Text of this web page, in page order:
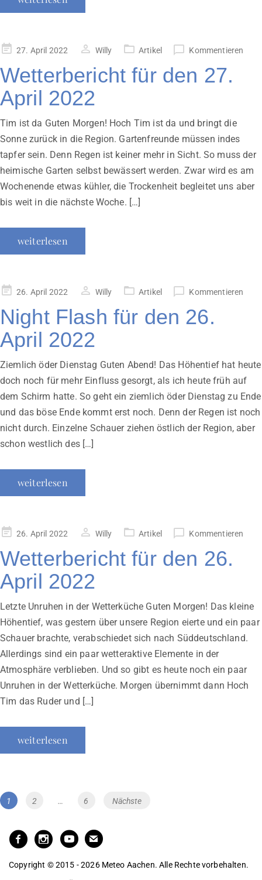
Veröffentlicht
27. April 2022 Willy Artikel Kommentieren
Wetterbericht für den 27.
April 2022
Tim ist da Guten Morgen! Hoch Tim ist da und bringt die
Sonne zurück in die Region. Gartenfreunde müssen indes
tapfer sein. Denn Regen ist keiner mehr in Sicht. So muss der
heimische Garten selbst bewässert werden. Zwar wird es am
Wochenende etwas kühler, die Trockenheit begleitet uns aber
bis weit in die nächste Woche. […]
weiterlesen
Veröffentlicht
26. April 2022 Willy Artikel Kommentieren
Night Flash für den 26.
April 2022
Ziemlich öder Dienstag Guten Abend! Das Höhentief hat heute
doch noch für mehr Einfluss gesorgt, als ich heute früh auf
dem Schirm hatte. So geht ein ziemlich öder Dienstag zu Ende
und das böse Ende kommt erst noch. Denn der Regen ist noch
nicht durch. Einzelne Schauer ziehen östlich der Region, aber
schon westlich des […]
weiterlesen
Veröffentlicht
26. April 2022 Willy Artikel Kommentieren
Wetterbericht für den 26.
April 2022
Letzte Unruhen in der Wetterküche Guten Morgen! Das kleine
Höhentief, was gestern über unsere Region eierte und ein paar
Schauer brachte, verabschiedet sich nach Süddeutschland.
Allerdings sind ein paar wetteraktive Elemente in der
Atmosphäre verblieben. Und so gibt es heute noch ein paar
Unruhen in der Wetterküche. Morgen übernimmt dann Hoch
Tim das Ruder und […]
weiterlesen
Beitragsnavigation
Page
1 Page
2 … Page
6 Nächste
Copyright © 2015 - 2026 Meteo Aachen. Alle Rechte vorbehalten.